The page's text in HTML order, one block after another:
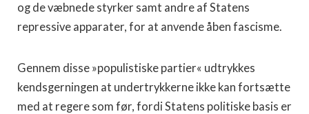
og de væbnede styrker samt andre af Statens
repressive apparater, for at anvende åben fascisme.
Gennem disse »populistiske partier« udtrykkes
kendsgerningen at undertrykkerne ikke kan fortsætte
med at regere som før, fordi Statens politiske basis er